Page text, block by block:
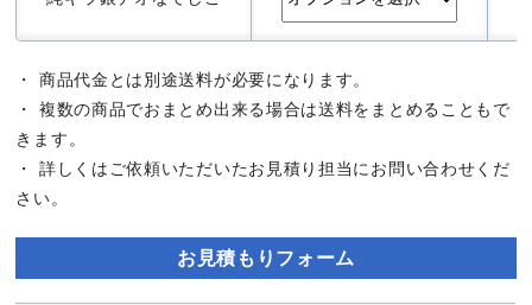
・ 商品代金とは別途送料が必要になります。
・ 複数の商品でおまとめ出来る場合は送料をまとめることもで
きます。
・ 詳しくはご依頼いただいたお見積り担当にお問い合わせくだ
さい。
お見積もりフォーム